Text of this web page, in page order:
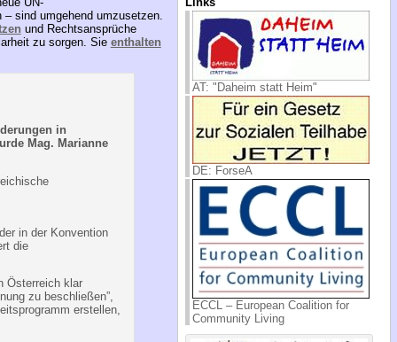
sind umgehend umzusetzen.
und Rechtsansprüche
zu sorgen. Sie enthalten
in
Mag. Marianne
in der Konvention
die
Österreich klar
zu beschließen”,
erstellen,
AT: "Daheim statt Heim"
DE: ForseA
ECCL – European Coalition for
Community Living